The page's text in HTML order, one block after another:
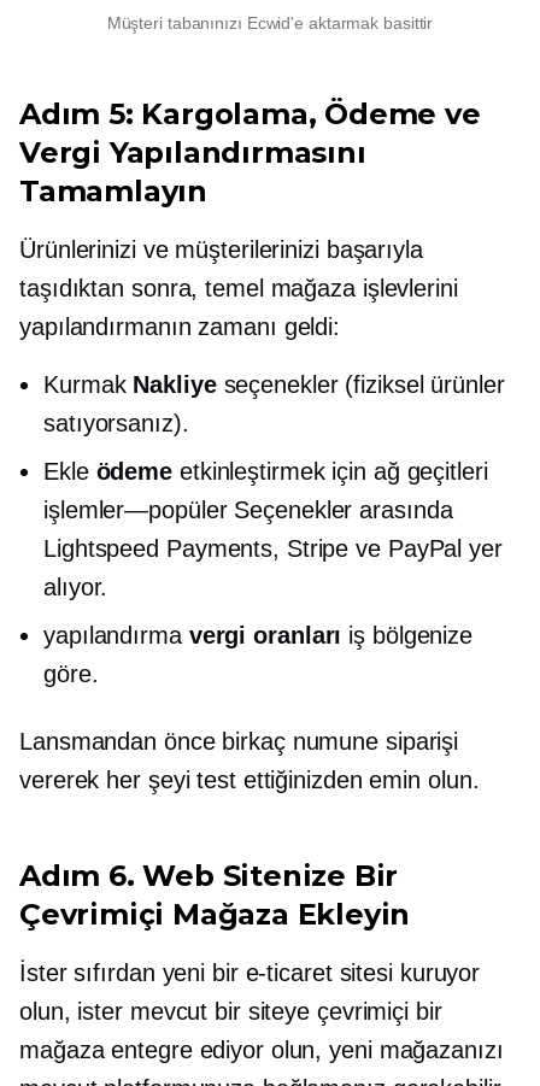
Müşteri tabanınızı Ecwid'e aktarmak basittir
Adım 5: Kargolama, Ödeme ve
Vergi Yapılandırmasını
Tamamlayın
Ürünlerinizi ve müşterilerinizi başarıyla
taşıdıktan sonra, temel mağaza işlevlerini
yapılandırmanın zamanı geldi:
Kurmak Nakliyeseçenekler (fiziksel ürünler
satıyorsanız).
Ekle ödeme etkinleştirmek için ağ geçitleri
işlemler—popülerSeçenekler arasında
Lightspeed Payments, Stripe ve PayPal yer
alıyor.
yapılandırma vergi oranları iş bölgenize
göre.
Lansmandan önce birkaç numune siparişi
vererek her şeyi test ettiğinizden emin olun.
Adım 6. Web Sitenize Bir
Çevrimiçi Mağaza Ekleyin
İster sıfırdan yeni bir e-ticaret sitesi kuruyor
olun, ister mevcut bir siteye çevrimiçi bir
mağaza entegre ediyor olun, yeni mağazanızı